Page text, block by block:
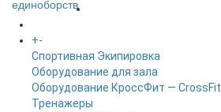
+-
Спортивная Экипировка
Оборудование для зала
Оборудование КроссФит — CrossFit
Тренажеры